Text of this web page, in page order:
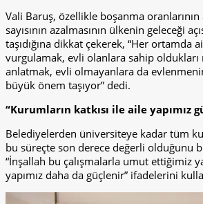
Vali Baruş, özellikle boşanma oranlarının
sayısının azalmasının ülkenin geleceği
taşıdığına dikkat çekerek, “Her ortamda
vurgulamak, evli olanlara sahip
anlatmak, evli olmayanlara da
büyük önem taşıyor” dedi.
“Kurumların katkısı ile aile yapımız
Belediyelerden üniversiteye kadar tüm
bu süreçte son derece değerli olduğunu
“İnşallah bu çalışmalarla umut ettiğimiz
yapımız daha da güçlenir” ifadelerini